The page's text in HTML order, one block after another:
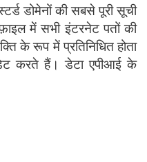
डोमेनों की सबसे पूरी सूची
में सभी इंटरनेट पतों की
के रूप में प्रतिनिधित होता
करते हैं। डेटा एपीआई के